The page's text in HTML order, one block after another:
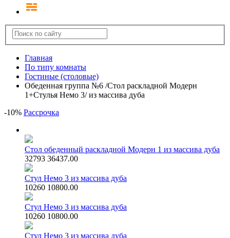
Главная
По типу комнаты
Гостиные (столовые)
Обеденная группа №6 /Стол раскладной Модерн
1+Стулья Немо 3/ из массива дуба
-10% Рассрочка
Стол обеденный раскладной Модерн 1 из массива дуба
32793 36437.00
Стул Немо 3 из массива дуба
10260 10800.00
Стул Немо 3 из массива дуба
10260 10800.00
Стул Немо 3 из массива дуба